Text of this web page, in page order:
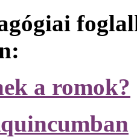
a romok?